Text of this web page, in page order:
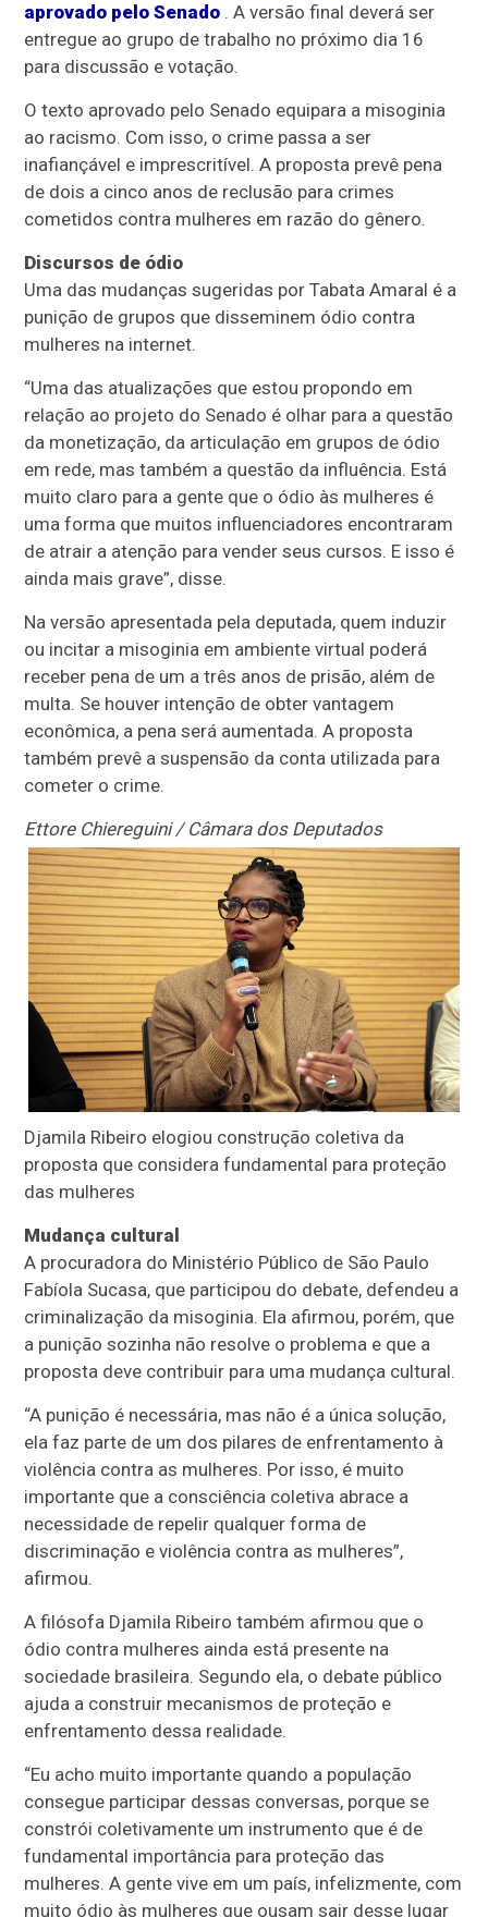
aprovado pelo Senado . A versão final deverá ser
entregue ao grupo de trabalho no próximo dia 16
para discussão e votação.
O texto aprovado pelo Senado equipara a misoginia
ao racismo. Com isso, o crime passa a ser
inafiançável e imprescritível. A proposta prevê pena
de dois a cinco anos de reclusão para crimes
cometidos contra mulheres em razão do gênero.
Discursos de ódio
Uma das mudanças sugeridas por Tabata Amaral é a
punição de grupos que disseminem ódio contra
mulheres na internet.
“Uma das atualizações que estou propondo em
relação ao projeto do Senado é olhar para a questão
da monetização, da articulação em grupos de ódio
em rede, mas também a questão da influência. Está
muito claro para a gente que o ódio às mulheres é
uma forma que muitos influenciadores encontraram
de atrair a atenção para vender seus cursos. E isso é
ainda mais grave”, disse.
Na versão apresentada pela deputada, quem induzir
ou incitar a misoginia em ambiente virtual poderá
receber pena de um a três anos de prisão, além de
multa. Se houver intenção de obter vantagem
econômica, a pena será aumentada. A proposta
também prevê a suspensão da conta utilizada para
cometer o crime.
Ettore Chiereguini / Câmara dos Deputados
Djamila Ribeiro elogiou construção coletiva da
proposta que considera fundamental para proteção
das mulheres
Mudança cultural
A procuradora do Ministério Público de São Paulo
Fabíola Sucasa, que participou do debate, defendeu a
criminalização da misoginia. Ela afirmou, porém, que
a punição sozinha não resolve o problema e que a
proposta deve contribuir para uma mudança cultural.
“A punição é necessária, mas não é a única solução,
ela faz parte de um dos pilares de enfrentamento à
violência contra as mulheres. Por isso, é muito
importante que a consciência coletiva abrace a
necessidade de repelir qualquer forma de
discriminação e violência contra as mulheres”,
afirmou.
A filósofa Djamila Ribeiro também afirmou que o
ódio contra mulheres ainda está presente na
sociedade brasileira. Segundo ela, o debate público
ajuda a construir mecanismos de proteção e
enfrentamento dessa realidade.
“Eu acho muito importante quando a população
consegue participar dessas conversas, porque se
constrói coletivamente um instrumento que é de
fundamental importância para proteção das
mulheres. A gente vive em um país, infelizmente, com
muito ódio às mulheres que ousam sair desse lugar